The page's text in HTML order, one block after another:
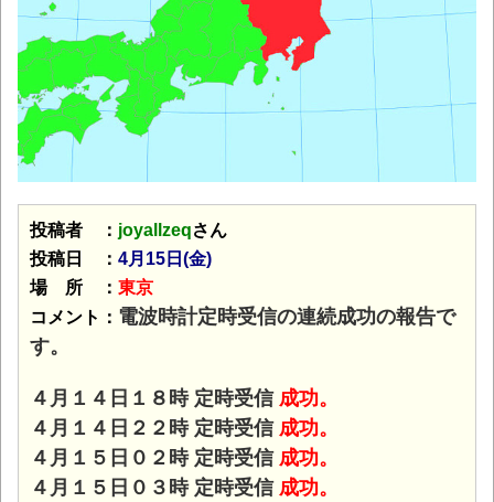
投稿者 ： joyallzeqさん
投稿日 ： 4月15 日(金)
場 所 ： 東京
コメント： 電波時計定時受信の連続成功の報告で
す。
４月１４日１８時 定時受信 成功。
４月１４日２２時 定時受信 成功。
４月１５日０２時 定時受信 成功。
４月１５日０３時 定時受信 成功。